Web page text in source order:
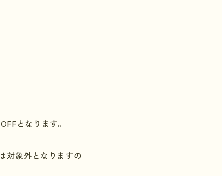
OFFとなります。
対象外となりますの